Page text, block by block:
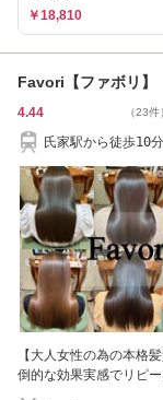
￥18,810
Favori【ファボリ】
4.44 （23件
氏家駅から徒歩10分
【大人女性の為の本格
倒的な効果実感でリピ